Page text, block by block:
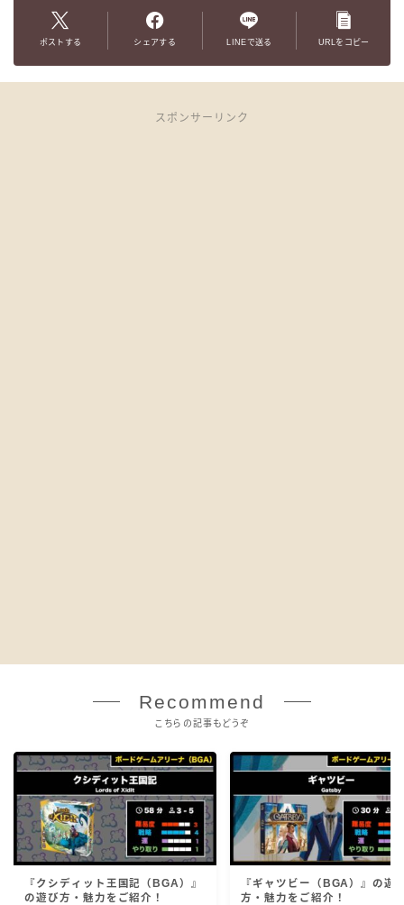
ポストする シェアする LINEで送る URLをコピー
スポンサーリンク
Recommend
こちらの記事もどうぞ
『クシディット王国記（BGA）』
の遊び方・魅力をご紹介！
『ギャツビー（BGA）』の遊
方・魅力をご紹介！